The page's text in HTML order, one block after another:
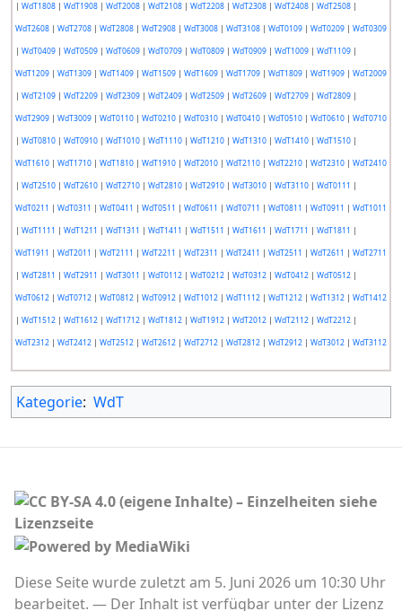
| WdT1808| WdT1908| WdT2008| WdT2108| WdT2208| WdT2308| WdT2408| WdT2508|
WdT2608| WdT2708| WdT2808| WdT2908| WdT3008| WdT3108| WdT0109| WdT0209| WdT0309
| WdT0409| WdT0509| WdT0609| WdT0709| WdT0809| WdT0909| WdT1009| WdT1109|
WdT1209| WdT1309| WdT1409| WdT1509| WdT1609| WdT1709| WdT1809| WdT1909| WdT2009
| WdT2109| WdT2209| WdT2309| WdT2409| WdT2509| WdT2609| WdT2709| WdT2809|
WdT2909| WdT3009| WdT0110| WdT0210| WdT0310| WdT0410| WdT0510| WdT0610| WdT0710
| WdT0810| WdT0910| WdT1010| WdT1110| WdT1210| WdT1310| WdT1410| WdT1510|
WdT1610| WdT1710| WdT1810| WdT1910| WdT2010| WdT2110| WdT2210| WdT2310| WdT2410
| WdT2510| WdT2610| WdT2710| WdT2810| WdT2910| WdT3010| WdT3110| WdT0111 |
WdT0211 | WdT0311 | WdT0411 | WdT0511 | WdT0611 | WdT0711 | WdT0811 | WdT0911 | WdT1011
| WdT1111 | WdT1211 | WdT1311 | WdT1411 | WdT1511 | WdT1611 | WdT1711 | WdT1811 |
WdT1911 | WdT2011 | WdT2111 | WdT2211 | WdT2311 | WdT2411 | WdT2511 | WdT2611 | WdT2711
| WdT2811 | WdT2911 | WdT3011 | WdT0112| WdT0212| WdT0312| WdT0412| WdT0512|
WdT0612| WdT0712| WdT0812| WdT0912| WdT1012| WdT1112| WdT1212| WdT1312| WdT1412
| WdT1512| WdT1612| WdT1712| WdT1812| WdT1912| WdT2012| WdT2112| WdT2212|
WdT2312| WdT2412| WdT2512| WdT2612| WdT2712| WdT2812| WdT2912| WdT3012| WdT3112
Kategorie: WdT
Diese Seite wurde zuletzt am 5. Juni 2026 um 10:30 Uhr
bearbeitet.
Der Inhalt ist verfügbar unter der Lizenz